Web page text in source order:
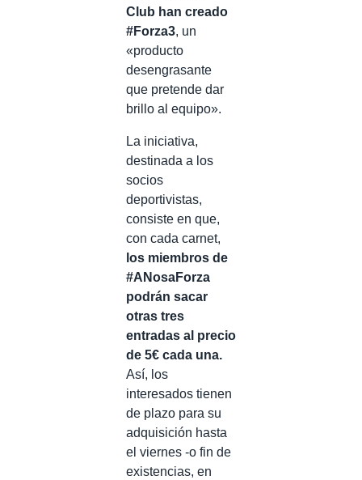
Club han creado
#Forza3, un
«producto
desengrasante
que pretende dar
brillo al equipo».
La iniciativa,
destinada a los
socios
deportivistas,
consiste en que,
con cada carnet,
los miembros de
#ANosaForza
podrán sacar
otras tres
entradas al precio
de 5€ cada una.
Así, los
interesados tienen
de plazo para su
adquisición hasta
el viernes -o fin de
existencias, en